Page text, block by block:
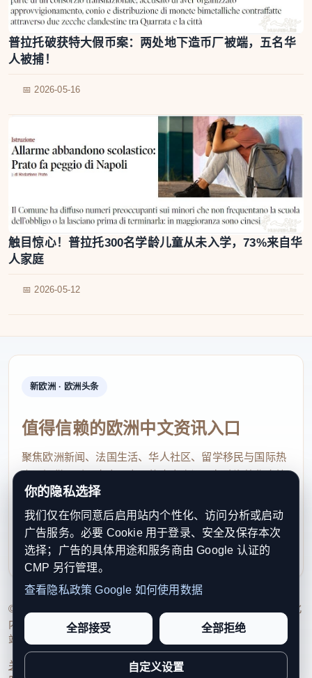
普拉托破获特大假币案：两处地下造币厂被端，五名华
人被捕！
📅 2026-05-16
触目惊心！普拉托300名学龄儿童从未入学，73%来自华
人家庭
📅 2026-05-12
新欧洲 · 欧洲头条
值得信赖的欧洲中文资讯入口
聚焦欧洲新闻、法国生活、华人社区、留学移民与国际热
点，提供及时、真实、实用的中文资讯，帮助海外华人快
速了解欧洲动态。
contact@xinouzhou.com
服务支持、版权与合作：工作日优先处理站务、投稿与权
利通知
© 2026 新欧洲·欧洲头条. All Rights Reserved. 本网站持续优化
内容透明度、联系方式与用户权利说明，以提升品牌信任感和
站点完整度。
关于我们 编辑规范日期归档隐私政策
你的隐私选择
我们仅在你同意后启用站内个性化、访问分析或启动
广告服务。必要 Cookie 用于登录、安全及保存本次
选择；广告的具体用途和服务商由 Google 认证的
CMP 另行管理。
查看隐私政策 Google 如何使用数据
全部接受 全部拒绝
自定义设置